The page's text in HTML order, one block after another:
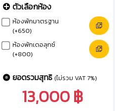
ตัวเลือกห้อง
ห้องพักมาตรฐาน
(+650)
ห้องพักเดอลุกซ์
(+800)
ยอดรวมสุทธิ (ไม่รวม VAT 7%)
13,000 ฿